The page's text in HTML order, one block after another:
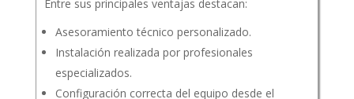
Entre sus principales ventajas destacan:
Asesoramiento técnico personalizado.
Instalación realizada por profesionales
especializados.
Configuración correcta del equipo desde el